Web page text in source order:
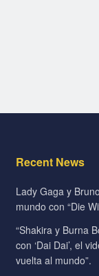
Recent News
Lady Gaga y
mundo con “Die
“Shakira y Burna
con ‘Dai Dai’, el
vuelta al mundo”.